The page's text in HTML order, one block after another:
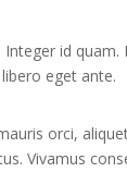
id quam.
eget ante.
orci,
Vivamus